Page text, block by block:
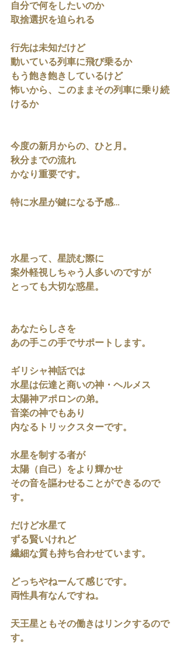
自分で何をしたいのか
取捨選択を迫られる
行先は未知だけど
動いている列車に飛び乗るか
もう飽き飽きしているけど
怖いから、このままその列車に乗り続
けるか
今度の新月からの、ひと月。
秋分までの流れ
かなり重要です。
特に水星が鍵になる予感…
水星って、星読む際に
案外軽視しちゃう人多いのですが
とっても大切な惑星。
あなたらしさを
あの手この手でサポートします。
ギリシャ神話では
水星は伝達と商いの神・ヘルメス
太陽神アポロンの弟。
音楽の神でもあり
内なるトリックスターです。
水星を制する者が
太陽（自己）をより輝かせ
その音を謳わせることができるので
す。
だけど水星て
ずる賢いけれど
繊細な質も持ち合わせています。
どっちやねーんて感じです。
両性具有なんですね。
天王星ともその働きはリンクするので
す。